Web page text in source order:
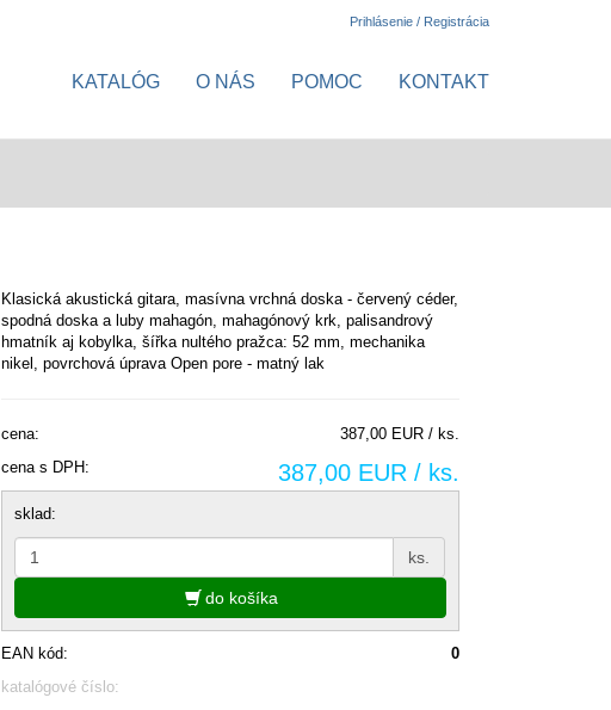
Prihlásenie / Registrácia
KATALÓG O NÁS POMOC KONTAKT
Klasická akustická gitara, masívna vrchná doska - červený céder,
spodná doska a luby mahagón, mahagónový krk, palisandrový
hmatník aj kobylka, šířka nultého pražca: 52 mm, mechanika
nikel, povrchová úprava Open pore - matný lak
cena:
387,00 EUR / ks.
cena s DPH:
387,00 EUR / ks.
sklad:
ks.
do košíka
EAN kód:
0
katalógové číslo: